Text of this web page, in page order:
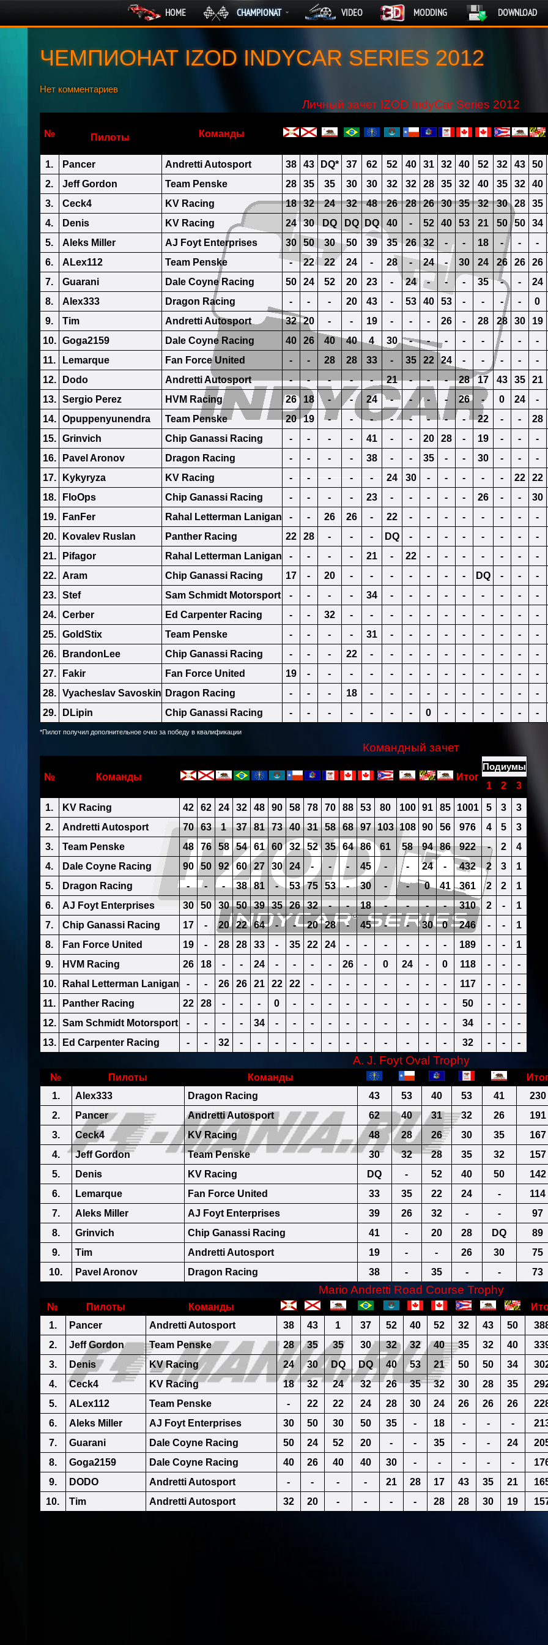
HOME CHAMPIONAT VIDEO MODDING DOWNLOAD
ЧЕМПИОНАТ IZOD INDYCAR SERIES 2012
Нет комментариев
Личный зачет IZOD IndyCar Series 2012
№ Пилоты Команды
1. Pancer Andretti Autosport 38 43 DQ* 37 62 52 40 31 32 40 52 32 43
50
2.
Jeff Gordon Team Penske 28 35 35 30 30 32 32 28 35 32 40 35 32
40
3.
Ceck4 KV Racing 18 32 24 32 48 26 28 26 30 35 32 30 28
35
4.
Denis KV Racing 24 30 DQ DQ DQ 40 - 52 40 53 21 50 50
34
5.
Aleks Miller AJ Foyt Enterprises 30 50 30 50 39 35 26 32 - - 18 - -
-
6.
ALex112 Team Penske - 22 22 24 - 28 - 24 - 30 24 26 26
26
7.
Guarani Dale Coyne Racing 50 24 52 20 23 - 24 - - - 35 - -
24
8.
Alex333 Dragon Racing - - - 20 43 - 53 40 53 - - - -
0
9.
Tim Andretti Autosport 32 20 - - 19 - - - 26 - 28 28 30
19
10.
Goga2159 Dale Coyne Racing 40 26 40 40 4 30 - - - - - - -
-
11.
Lemarque Fan Force United - - 28 28 33 - 35 22 24 - - - -
-
12.
Dodo Andretti Autosport - - - - - 21 - - - 28 17 43 35
21
13.
Sergio Perez HVM Racing 26 18 - - 24 - - - - 26 - 0 24
-
14.
Opuppenyunendra Team Penske 20 19 - - - - - - - - 22 - -
28
15.
Grinvich Chip Ganassi Racing - - - - 41 - - 20 28 - 19 - -
-
16.
Pavel Aronov Dragon Racing - - - - 38 - - 35 - - 30 - -
-
17.
Kykyryza KV Racing - - - - - 24 30 - - - - - 22
22
18.
FloOps Chip Ganassi Racing - - - - 23 - - - - - 26 - -
30
19.
FanFer Rahal Letterman Lanigan - - 26 26 - 22 - - - - - - -
-
20.
Kovalev Ruslan Panther Racing 22 28 - - - DQ - - - - - - -
-
21.
Pifagor Rahal Letterman Lanigan - - - - 21 - 22 - - - - - -
-
22.
Aram Chip Ganassi Racing 17 - 20 - - - - - - - DQ - -
-
23.
Stef Sam Schmidt Motorsport - - - - 34 - - - - - - - -
-
24.
Cerber Ed Carpenter Racing - - 32 - - - - - - - - - -
-
25.
GoldStix Team Penske - - - - 31 - - - - - - - -
-
26.
BrandonLee Chip Ganassi Racing - - - 22 - - - - - - - - -
-
27.
Fakir Fan Force United 19 - - - - - - - - - - - -
-
28.
Vyacheslav Savoskin Dragon Racing - - - 18 - - - - - - - - -
-
29.
DLipin Chip Ganassi Racing - - - - - - - 0 - - - - - -
*Пилот получил дополнительное очко за победу в квалификации
Командный зачет
№ Команды Итог
Подиумы
1
2 3
1. KV Racing 42 62 24 32 48 90 58 78 70 88 53 80 100 91 85 1001 5 3
3
2.
Andretti Autosport 70 63 1 37 81 73 40 31 58 68 97 103 108 90 56 976 4 5
3
3.
Team Penske 48 76 58 54 61 60 32 52 35 64 86 61 58 94 86 922 - 2
4
4.
Dale Coyne Racing 90 50 92 60 27 30 24 - - - 45 - - 24 - 432 2 3
1
5.
Dragon Racing - - - 38 81 - 53 75 53 - 30 - - 0 41 361 2 2
1
6.
AJ Foyt Enterprises 30 50 30 50 39 35 26 32 - - 18 - - - - 310 2 -
1
7.
Chip Ganassi Racing 17 - 20 22 64 - - 20 28 - 45 - - 30 0 246 - -
1
8.
Fan Force United 19 - 28 28 33 - 35 22 24 - - - - - - 189 - -
1
9.
HVM Racing 26 18 - - 24 - - - - 26 - 0 24 - 0 118 - -
-
10.
Rahal Letterman Lanigan - - 26 26 21 22 22 - - - - - - - - 117 - -
-
11.
Panther Racing 22 28 - - - 0 - - - - - - - - - 50 - -
-
12.
Sam Schmidt Motorsport - - - - 34 - - - - - - - - - - 34 - -
-
13.
Ed Carpenter Racing - - 32 - - - - - - - - - - - - 32 - - -
A. J. Foyt Oval Trophy
№ Пилоты Команды
1.
Alex333 Dragon Racing 43 53 40 53 41
230
2.
Pancer Andretti Autosport 62 40 31 32 26
191
3.
Ceck4 KV Racing 48 28 26 30 35
167
4.
Jeff Gordon Team Penske 30 32 28 35 32
157
5.
Denis KV Racing DQ - 52 40 50
142
6.
Lemarque Fan Force United 33 35 22 24 -
114
7.
Aleks Miller AJ Foyt Enterprises 39 26 32 - -
97
8.
Grinvich Chip Ganassi Racing 41 - 20 28 DQ
89
9.
Tim Andretti Autosport 19 - - 26 30
75
10.
Pavel Aronov Dragon Racing 38 - 35 - - 73
Mario Andretti Road Course Trophy
№ Пилоты Команды
1.
Pancer Andretti Autosport 38 43 1 37 52 40 52 32 43 50
2.
Jeff Gordon Team Penske 28 35 35 30 32 32 40 35 32 40
3.
Denis KV Racing 24 30 DQ DQ 40 53 21 50 50 34
4.
Ceck4 KV Racing 18 32 24 32 26 35 32 30 28 35
5.
ALex112 Team Penske - 22 22 24 28 30 24 26 26 26
6.
Aleks Miller AJ Foyt Enterprises 30 50 30 50 35 - 18 - - -
7.
Guarani Dale Coyne Racing 50 24 52 20 - - 35 - - 24
8.
Goga2159 Dale Coyne Racing 40 26 40 40 30 - - - - -
9.
DODO Andretti Autosport - - - - 21 28 17 43 35 21
10.
Tim Andretti Autosport 32 20 - - - - 28 28 30 19